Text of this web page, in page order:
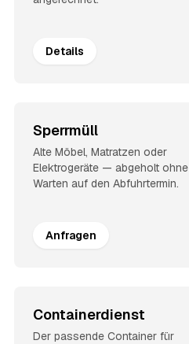
Details
Sperrmüll
Alte Möbel, Matratzen oder
Elektrogeräte — abgeholt ohne
Warten auf den Abfuhrtermin.
Anfragen
Containerdienst
Der passende Container für